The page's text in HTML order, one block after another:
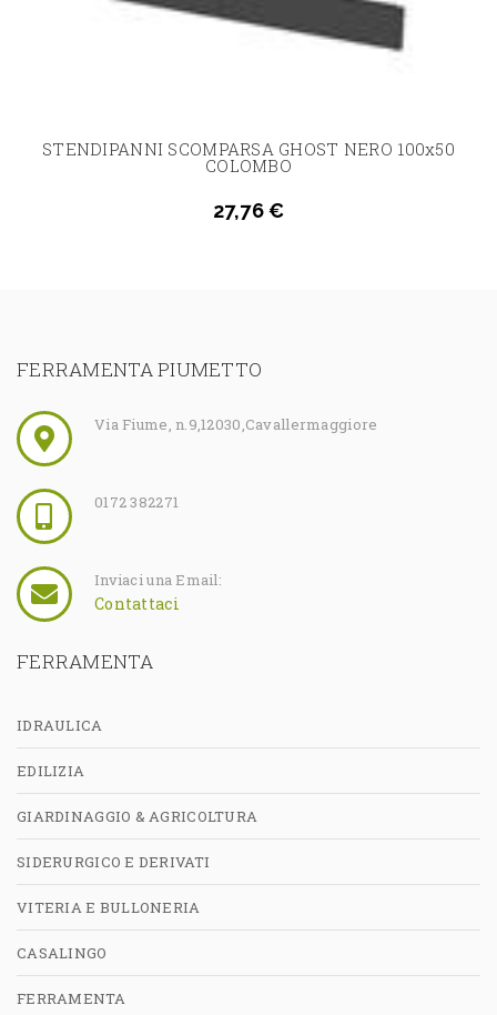
STENDIPANNI SCOMPARSA GHOST NERO 100x50
COLOMBO
27,76 €
FERRAMENTA PIUMETTO
Via Fiume, n.9,12030,Cavallermaggiore
0172 382271
Inviaci una Email:
Contattaci
FERRAMENTA
IDRAULICA
EDILIZIA
GIARDINAGGIO & AGRICOLTURA
SIDERURGICO E DERIVATI
VITERIA E BULLONERIA
CASALINGO
FERRAMENTA